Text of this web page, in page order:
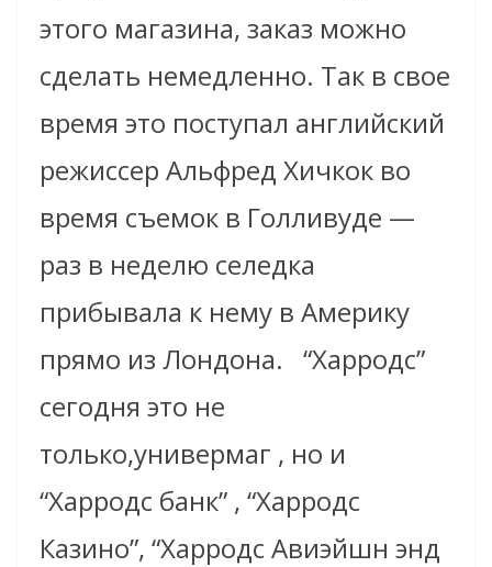
этого магазина, заказ можно
сделать немедленно. Так в свое
время это поступал английский
режиссер Альфред Хичкок во
время съемок в Голливуде —
раз в неделю селедка
прибывала к нему в Америку
прямо из Лондона. “Харродс”
сегодня это не
только,универмаг , но и
“Харродс банк” , “Харродс
Казино”, “Харродс Авиэйшн энд